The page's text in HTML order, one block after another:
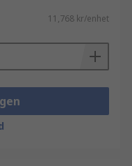
11,768 kr/enhet